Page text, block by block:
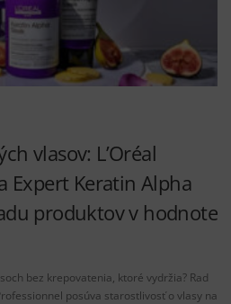
vlasov: L’Oréal
Expert Keratin Alpha
produktov v hodnote
bez krepovatenia, ktoré vydržia? Rad
posúva starostlivosť o vlasy na